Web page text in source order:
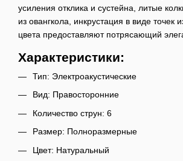
усиления отклика и сустейна, литые
из овангкола, инкрустация в виде
цвета предоставляют потрясающий
Характеристики:
Тип: Электроакустические
Вид: Правосторонние
Количество струн: 6
Размер: Полноразмерные
Цвет: Натуральный